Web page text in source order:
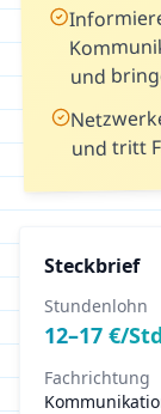
und
und tritt
Steckbrief
Stundenlohn
12–17 €/
Fachrichtung